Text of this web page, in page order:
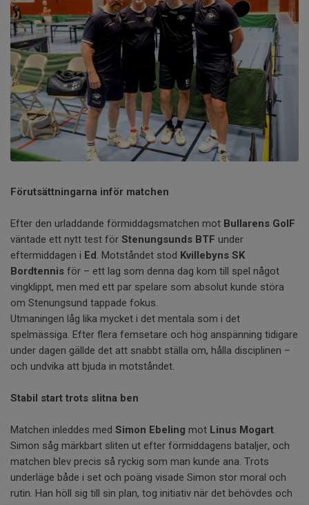
Förutsättningarna inför matchen
Efter den urladdande förmiddagsmatchen mot Bullarens GoIF
väntade ett nytt test för Stenungsunds BTF under
eftermiddagen i Ed. Motståndet stod Kvillebyns SK
Bordtennis för – ett lag som denna dag kom till spel något
vingklippt, men med ett par spelare som absolut kunde störa
om Stenungsund tappade fokus.
Utmaningen låg lika mycket i det mentala som i det
spelmässiga. Efter flera femsetare och hög anspänning tidigare
under dagen gällde det att snabbt ställa om, hålla disciplinen –
och undvika att bjuda in motståndet.
Stabil start trots slitna ben
Matchen inleddes med Simon Ebeling mot Linus Mogart.
Simon såg märkbart sliten ut efter förmiddagens bataljer, och
matchen blev precis så ryckig som man kunde ana. Trots
underläge både i set och poäng visade Simon stor moral och
rutin. Han höll sig till sin plan, tog initiativ när det behövdes och